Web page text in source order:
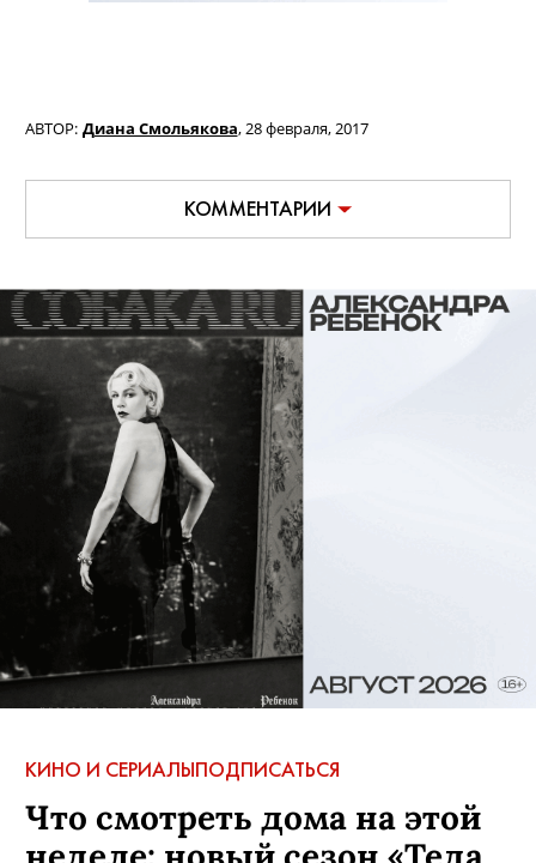
АВТОР: Диана Смольякова,28 февраля, 2017
КОММЕНТАРИИ
КИНО И СЕРИАЛЫПОДПИСАТЬСЯ
Что смотреть дома на этой